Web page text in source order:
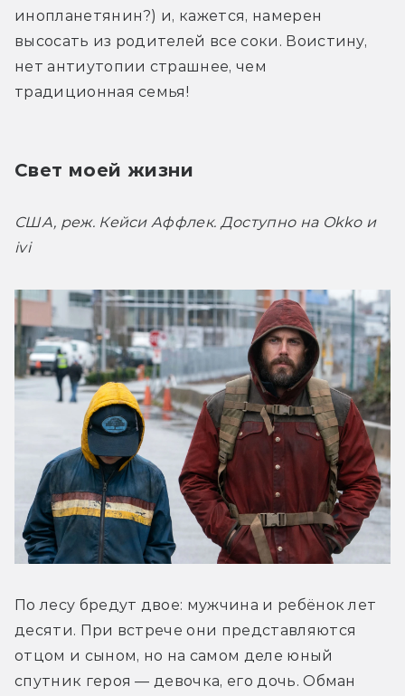
инопланетянин?) и, кажется, намерен
высосать из родителей все соки. Воистину,
нет антиутопии страшнее, чем
традиционная семья!
Свет моей жизни
США, реж. Кейси Аффлек. Доступно на Okko и
ivi
По лесу бредут двое: мужчина и ребёнок лет
десяти. При встрече они представляются
отцом и сыном, но на самом деле юный
спутник героя — девочка, его дочь. Обман